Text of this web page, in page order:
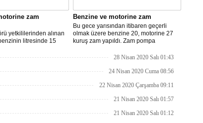
zam
yetkililerinden alınan
litresinde 15
bekleniyor.
Benzine ve motorine zam
Bu gece yarısından itibaren geçerli
olmak üzere benzine 20, motorine 27
kuruş zam yapıldı. Zam pompa
28 Nisan 2020 Salı 01:43
24 Nisan 2020 Cuma 08:56
22 Nisan 2020 Çarşamba 09:11
21 Nisan 2020 Salı 01:57
21 Nisan 2020 Salı 01:12